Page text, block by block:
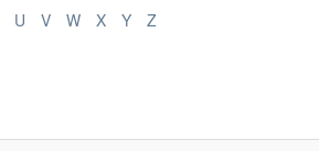
U V W X Y
Z